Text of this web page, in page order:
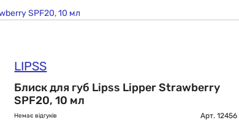
SPF20, 10 мл
LIPSS
Блиск для губ Lipss Lipper Strawberry
SPF20, 10 мл
Немає відгуків Арт. 12456